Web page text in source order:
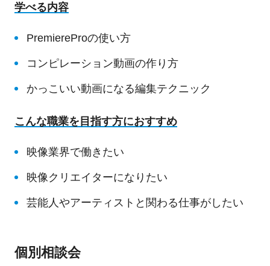
学べる内容
PremiereProの使い方
コンピレーション動画の作り方
かっこいい動画になる編集テクニック
こんな職業を目指す方におすすめ
映像業界で働きたい
映像クリエイターになりたい
芸能人やアーティストと関わる仕事がしたい
個別相談会